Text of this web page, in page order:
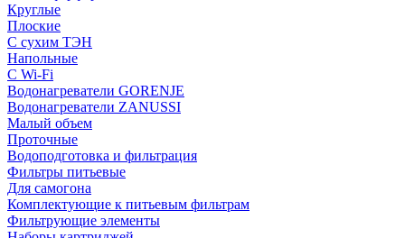
Круглые
Плоские
С сухим ТЭН
Напольные
С Wi-Fi
Водонагреватели GORENJE
Водонагреватели ZANUSSI
Малый объем
Проточные
Водоподготовка и фильтрация
Фильтры питьевые
Для самогона
Комплектующие к питьевым фильтрам
Фильтрующие элементы